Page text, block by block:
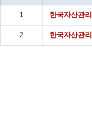
1 한국자산관리
2 한국자산관리